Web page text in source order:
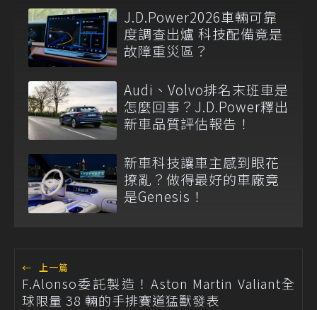
J.D.Power2026車輛可靠
度調查出爐 科技配備竟是
故障重災區？
Audi、Volvo排名末班車是
怎麼回事？J.D.Power釋出
新車品質評估報告！
新車科技讓車主感到眼花
撩亂？做得最好的車廠竟
是Genesis！
← 上一篇
F.Alonso委託製造！Aston Martin Valiant全
球限量 38 輛的手排賽道猛獸發表